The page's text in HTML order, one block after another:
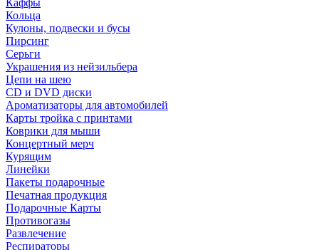
Каффы
Кольца
Кулоны, подвески и бусы
Пирсинг
Серьги
Украшения из нейзильбера
Цепи на шею
CD и DVD диски
Ароматизаторы для автомобилей
Карты тройка с принтами
Коврики для мыши
Концертный мерч
Курящим
Линейки
Пакеты подарочные
Печатная продукция
Подарочные Карты
Противогазы
Развлечение
Респираторы